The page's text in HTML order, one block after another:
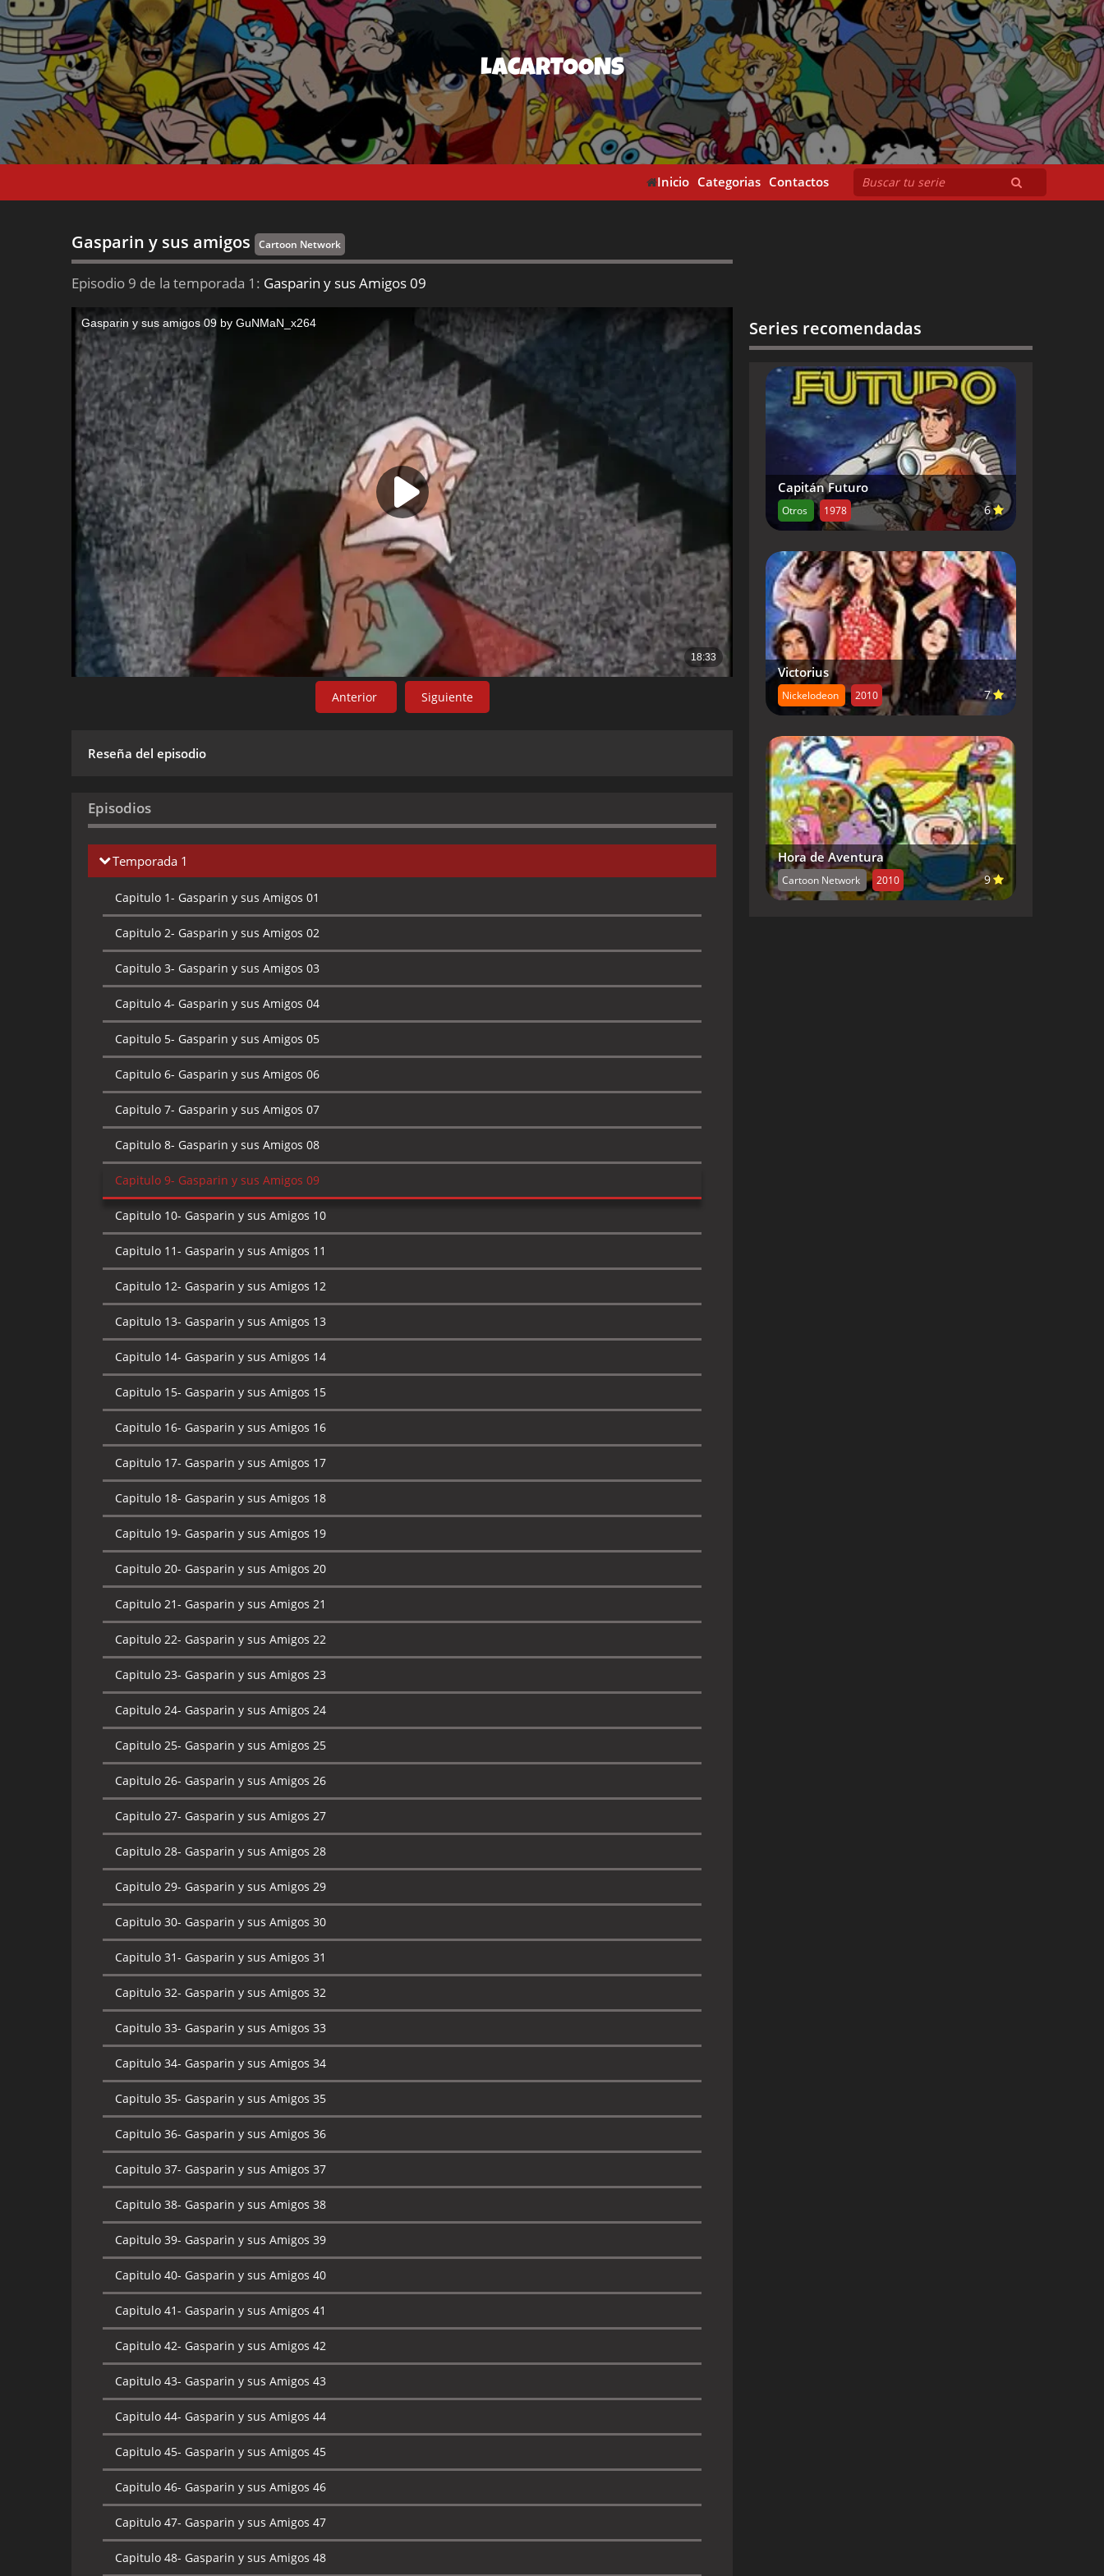
LACARTOONS
Inicio Categorias Contactos
Gasparin y sus amigos Cartoon Network
Episodio 9 de la temporada 1: Gasparin y sus Amigos 09
Anterior Siguiente
Reseña del episodio
Episodios
Temporada 1
Capitulo 1- Gasparin y sus Amigos 01
Capitulo 2- Gasparin y sus Amigos 02
Capitulo 3- Gasparin y sus Amigos 03
Capitulo 4- Gasparin y sus Amigos 04
Capitulo 5- Gasparin y sus Amigos 05
Capitulo 6- Gasparin y sus Amigos 06
Capitulo 7- Gasparin y sus Amigos 07
Capitulo 8- Gasparin y sus Amigos 08
Capitulo 9- Gasparin y sus Amigos 09
Capitulo 10- Gasparin y sus Amigos 10
Capitulo 11- Gasparin y sus Amigos 11
Capitulo 12- Gasparin y sus Amigos 12
Capitulo 13- Gasparin y sus Amigos 13
Capitulo 14- Gasparin y sus Amigos 14
Capitulo 15- Gasparin y sus Amigos 15
Capitulo 16- Gasparin y sus Amigos 16
Capitulo 17- Gasparin y sus Amigos 17
Capitulo 18- Gasparin y sus Amigos 18
Capitulo 19- Gasparin y sus Amigos 19
Capitulo 20- Gasparin y sus Amigos 20
Capitulo 21- Gasparin y sus Amigos 21
Capitulo 22- Gasparin y sus Amigos 22
Capitulo 23- Gasparin y sus Amigos 23
Capitulo 24- Gasparin y sus Amigos 24
Capitulo 25- Gasparin y sus Amigos 25
Capitulo 26- Gasparin y sus Amigos 26
Capitulo 27- Gasparin y sus Amigos 27
Capitulo 28- Gasparin y sus Amigos 28
Capitulo 29- Gasparin y sus Amigos 29
Capitulo 30- Gasparin y sus Amigos 30
Capitulo 31- Gasparin y sus Amigos 31
Capitulo 32- Gasparin y sus Amigos 32
Capitulo 33- Gasparin y sus Amigos 33
Capitulo 34- Gasparin y sus Amigos 34
Capitulo 35- Gasparin y sus Amigos 35
Capitulo 36- Gasparin y sus Amigos 36
Capitulo 37- Gasparin y sus Amigos 37
Capitulo 38- Gasparin y sus Amigos 38
Capitulo 39- Gasparin y sus Amigos 39
Capitulo 40- Gasparin y sus Amigos 40
Capitulo 41- Gasparin y sus Amigos 41
Capitulo 42- Gasparin y sus Amigos 42
Capitulo 43- Gasparin y sus Amigos 43
Capitulo 44- Gasparin y sus Amigos 44
Capitulo 45- Gasparin y sus Amigos 45
Capitulo 46- Gasparin y sus Amigos 46
Capitulo 47- Gasparin y sus Amigos 47
Capitulo 48- Gasparin y sus Amigos 48
Series recomendadas
Capitán Futuro
Otros 1978 6
Victorius
Nickelodeon 2010 7
Hora de Aventura
Cartoon Network 2010 9